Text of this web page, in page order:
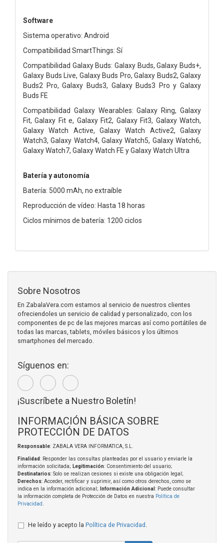
Software
Sistema operativo: Android
Compatibilidad SmartThings: Sí
Compatibilidad Galaxy Buds: Galaxy Buds, Galaxy Buds+,
Galaxy Buds Live, Galaxy Buds Pro, Galaxy Buds2, Galaxy
Buds2 Pro, Galaxy Buds3, Galaxy Buds3 Pro y Galaxy
Buds FE
Compatibilidad Galaxy Wearables: Galaxy Ring, Galaxy
Fit, Galaxy Fit e, Galaxy Fit2, Galaxy Fit3, Galaxy Watch,
Galaxy Watch Active, Galaxy Watch Active2, Galaxy
Watch3, Galaxy Watch4, Galaxy Watch5, Galaxy Watch6,
Galaxy Watch7, Galaxy Watch FE y Galaxy Watch Ultra
Batería y autonomía
Batería: 5000 mAh, no extraíble
Reproducción de vídeo: Hasta 18 horas
Ciclos mínimos de batería: 1200 ciclos
Sobre Nosotros
En ZabalaVera.com estamos al servicio de nuestros clientes
ofreciendoles un servicio de calidad y personalizado, con los
componentes de pc de las mejores marcas así como portátiles de
todas las marcas, tablets, móviles básicos y los últimos
smartphones del mercado.
Síguenos en:
¡Suscríbete a Nuestro Boletín!
INFORMACIÓN BÁSICA SOBRE
PROTECCIÓN DE DATOS
Responsable: ZABALA VERA INFORMATICA, S.L.
Finalidad: Responder las consultas planteadas por el usuario y enviarle la
información solicitada; Legitimación: Consentimiento del usuario;
Destinatarios: Solo se realizan cesiones si existe una obligación legal;
Derechos: Acceder, rectificar y suprimir, así como otros derechos, como se
indica en la información adicional;
Información Adicional : Puede consultar
la información completa de Protección de Datos en nuestra Política de
Privacidad
He leído y acepto la Política de Privacidad